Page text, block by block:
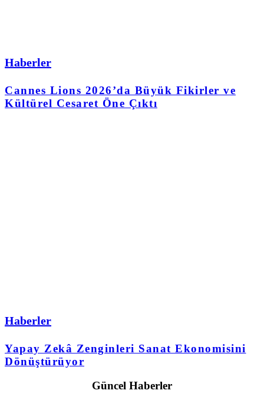
Haberler
Cannes Lions 2026’da Büyük Fikirler ve
Kültürel Cesaret Öne Çıktı
Haberler
Yapay Zekâ Zenginleri Sanat Ekonomisini
Dönüştürüyor
Güncel Haberler